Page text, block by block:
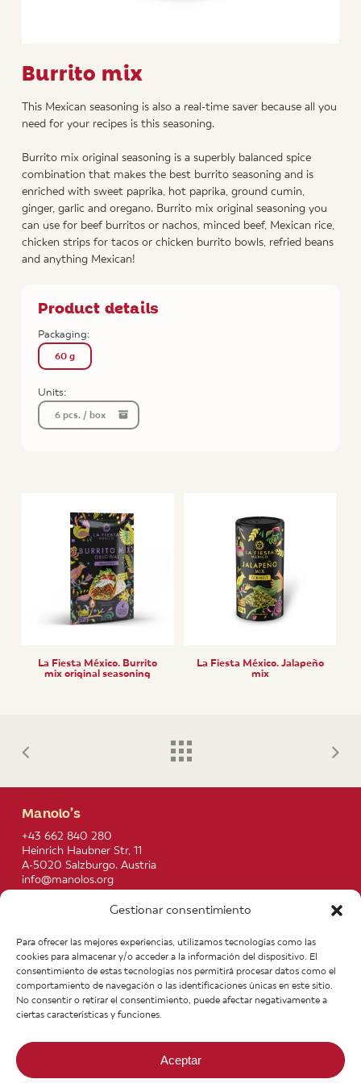
Gestionar consentimiento
Para ofrecer las mejores experiencias, utilizamos tecnologías como las
cookies para almacenar y/o acceder a la información del dispositivo. El
consentimiento de estas tecnologías nos permitirá procesar datos como el
comportamiento de navegación o las identificaciones únicas en este sitio.
No consentir o retirar el consentimiento, puede afectar negativamente a
ciertas características y funciones.
Aceptar
Burrito mix
This Mexican seasoning is also a real-time saver because all you
need for your recipes is this seasoning.
Burrito mix original seasoning is a superbly balanced spice
combination that makes the best burrito seasoning and is
enriched with sweet paprika, hot paprika, ground cumin,
ginger, garlic and oregano. Burrito mix original seasoning you
can use for beef burritos or nachos, minced beef, Mexican rice,
chicken strips for tacos or chicken burrito bowls, refried beans
and anything Mexican!
Product details
Packaging:
60 g
Units:
6 pcs. / box
La Fiesta México. Burrito
mix original seasoning
La Fiesta México. Jalapeño
mix
Manolo’s
+43 662 840 280
Heinrich Haubner Str, 11
A-5020 Salzburgo. Austria
info@manolos.org
About us
Products
Infos
News
Contact
Join our Team
Legal notice
General Terms of Purchase